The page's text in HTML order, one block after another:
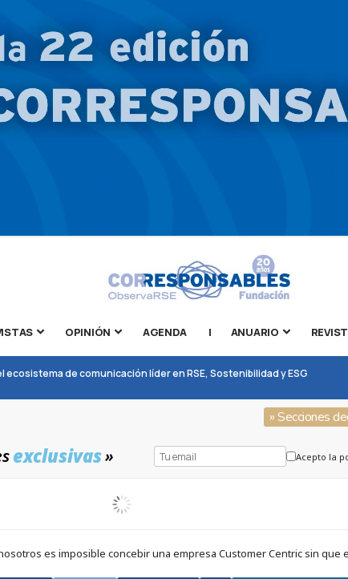
OPINIÓN AGENDA | ANUARIO
ecosistema de comunicación líder en RSE, Sostenibilidad y ESG
» Secciones
exclusivas» Acepto la
es imposible concebir una empresa Customer Centric sin que